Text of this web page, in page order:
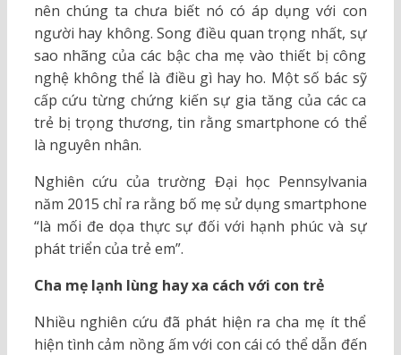
nên chúng ta chưa biết nó có áp dụng với con
người hay không. Song điều quan trọng nhất, sự
sao nhãng của các bậc cha mẹ vào thiết bị công
nghệ không thể là điều gì hay ho. Một số bác sỹ
cấp cứu từng chứng kiến sự gia tăng của các ca
trẻ bị trọng thương, tin rằng smartphone có thể
là nguyên nhân.
Nghiên cứu của trường Đại học Pennsylvania
năm 2015 chỉ ra rằng bố mẹ sử dụng smartphone
“là mối đe dọa thực sự đối với hạnh phúc và sự
phát triển của trẻ em”.
Cha mẹ lạnh lùng hay xa cách với con trẻ
Nhiều nghiên cứu đã phát hiện ra cha mẹ ít thể
hiện tình cảm nồng ấm với con cái có thể dẫn đến